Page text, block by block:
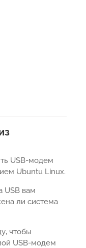
USB-модем
Ubuntu Linux.
USB вам
ли система
чтобы
USB-модем